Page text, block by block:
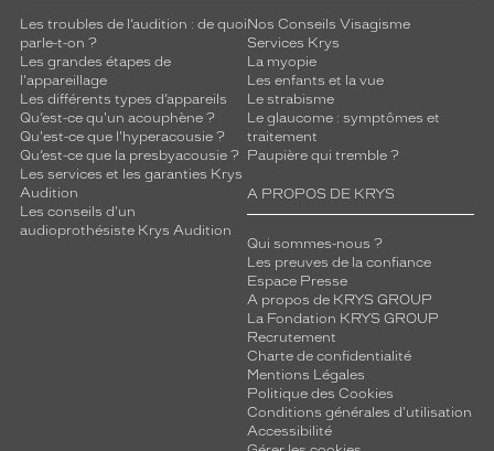
Les troubles de l’audition : de quoi
parle-t-on ?
Les grandes étapes de
l'appareillage
Les différents types d’appareils
Qu’est-ce qu'un acouphène ?
Qu'est-ce que l'hyperacousie ?
Qu’est-ce que la presbyacousie ?
Les services et les garanties Krys
Audition
Les conseils d'un
audioprothésiste Krys Audition
Nos Conseils Visagisme
Services Krys
La myopie
Les enfants et la vue
Le strabisme
Le glaucome : symptômes et
traitement
Paupière qui tremble ?
A PROPOS DE KRYS
Qui sommes-nous ?
Les preuves de la confiance
Espace Presse
A propos de KRYS GROUP
La Fondation KRYS GROUP
Recrutement
Charte de confidentialité
Mentions Légales
Politique des Cookies
Conditions générales d'utilisation
Accessibilité